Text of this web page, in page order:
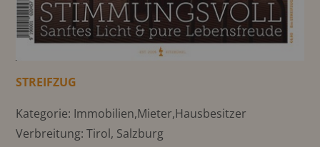
STREIFZUG
Kategorie: Immobilien,Mieter,Hausbesitzer
Verbreitung: Tirol, Salzburg